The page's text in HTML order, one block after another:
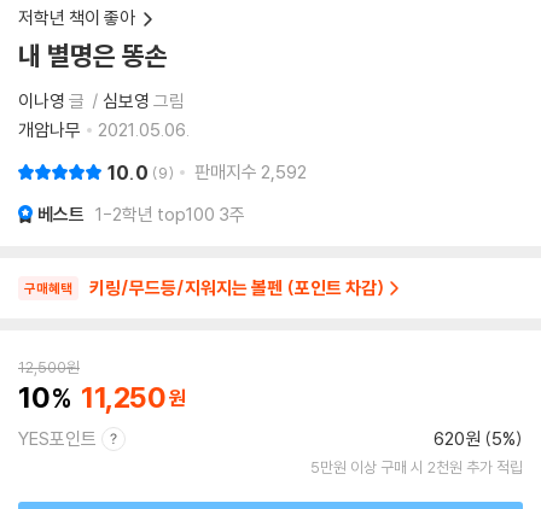
저학년 책이 좋아
내 별명은 똥손
이나영 글 심보영 그림
개암나무
2021.05.06.
10.0 9 판매지수 2,592
베스트 1-2학년 top100 3주
구매혜택 키링/무드등/지워지는 볼펜 (포인트 차감)
12,500원
10 11,250
YES포인트 620원 (5%)
5만원 이상 구매 시 2천원 추가 적립